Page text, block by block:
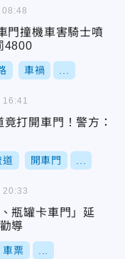
門撞機車害騎士噴
4800
車禍
08:48
打開車門！警方：
道 開車門
瓶罐卡車門」延
導
車票
20:33